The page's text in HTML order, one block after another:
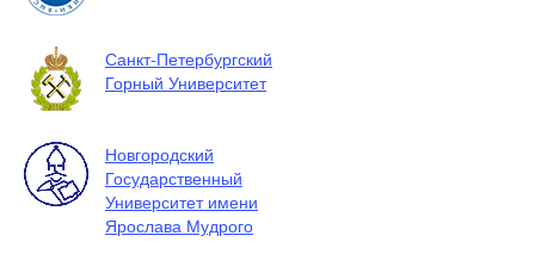
Санкт-Петербургский
Горный Университет
Новгородский
Государственный
Университет имени
Ярослава Мудрого